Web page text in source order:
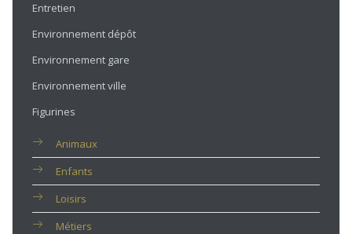
Entretien
Environnement dépôt
Environnement gare
Environnement ville
Figurines
Animaux
Enfants
Loisirs
Métiers